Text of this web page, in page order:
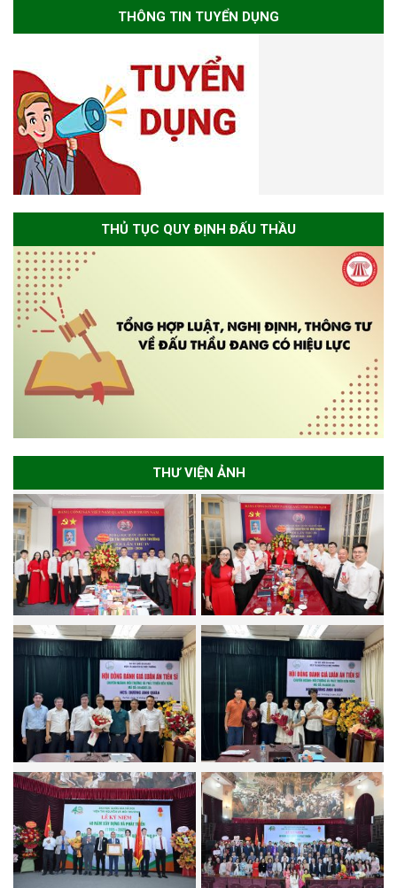
THÔNG TIN TUYỂN DỤNG
THỦ TỤC QUY ĐỊNH ĐẤU THẦU
THƯ VIỆN ẢNH